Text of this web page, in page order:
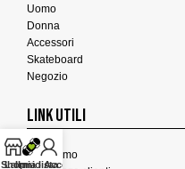
Uomo
Donna
Accessori
Skateboard
Negozio
LINK UTILI
Chi Siamo
Shop
La mia lista
Il mio Account